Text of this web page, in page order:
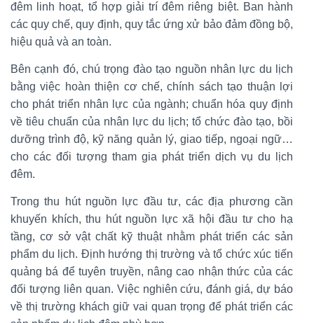
đêm linh hoạt, tổ hợp giải trí đêm riêng biệt. Ban hành
các quy chế, quy định, quy tắc ứng xử bảo đảm đồng bộ,
hiệu quả và an toàn.
Bên cạnh đó, chú trọng đào tạo nguồn nhân lực du lịch
bằng việc hoàn thiện cơ chế, chính sách tạo thuận lợi
cho phát triển nhân lực của ngành; chuẩn hóa quy định
về tiêu chuẩn của nhân lực du lịch; tổ chức đào tạo, bồi
dưỡng trình độ, kỹ năng quản lý, giao tiếp, ngoại ngữ…
cho các đối tượng tham gia phát triển dịch vụ du lịch
đêm.
Trong thu hút nguồn lực đầu tư, các địa phương cần
khuyến khích, thu hút nguồn lực xã hội đầu tư cho hạ
tầng, cơ sở vật chất kỹ thuật nhằm phát triển các sản
phẩm du lịch. Định hướng thị trường và tổ chức xúc tiến
quảng bá để tuyên truyền, nâng cao nhận thức của các
đối tượng liên quan. Việc nghiên cứu, đánh giá, dự báo
về thị trường khách giữ vai quan trọng để phát triển các